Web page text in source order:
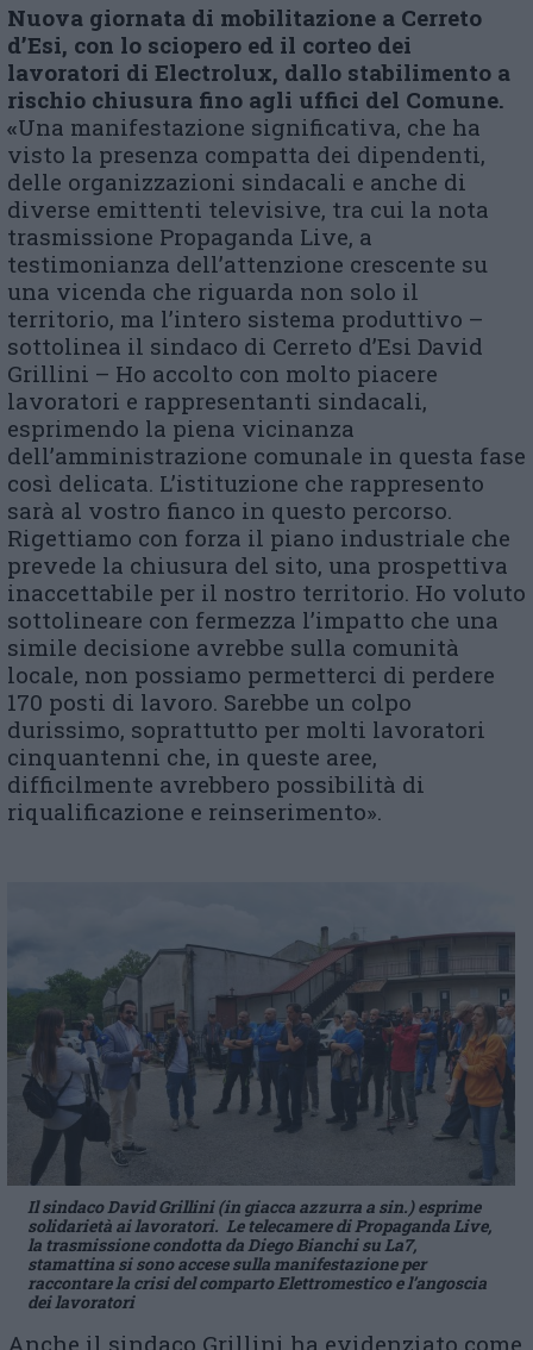
Nuova giornata di mobilitazione a Cerreto
d’Esi, con lo sciopero ed il corteo dei
lavoratori di Electrolux, dallo stabilimento a
rischio chiusura fino agli uffici del Comune.
«Una manifestazione significativa, che ha
visto la presenza compatta dei dipendenti,
delle organizzazioni sindacali e anche di
diverse emittenti televisive, tra cui la nota
trasmissione Propaganda Live, a
testimonianza dell’attenzione crescente su
una vicenda che riguarda non solo il
territorio, ma l’intero sistema produttivo –
sottolinea il sindaco di Cerreto d’Esi David
Grillini – Ho accolto con molto piacere
lavoratori e rappresentanti sindacali,
esprimendo la piena vicinanza
dell’amministrazione comunale in questa fase
così delicata. L’istituzione che rappresento
sarà al vostro fianco in questo percorso.
Rigettiamo con forza il piano industriale che
prevede la chiusura del sito, una prospettiva
inaccettabile per il nostro territorio. Ho voluto
sottolineare con fermezza l’impatto che una
simile decisione avrebbe sulla comunità
locale, non possiamo permetterci di perdere
170 posti di lavoro. Sarebbe un colpo
durissimo, soprattutto per molti lavoratori
cinquantenni che, in queste aree,
difficilmente avrebbero possibilità di
riqualificazione e reinserimento».
Il sindaco David Grillini (in giacca azzurra a sin.) esprime
solidarietà ai lavoratori. Le telecamere di Propaganda Live,
la trasmissione condotta da Diego Bianchi su La7,
stamattina si sono accese sulla manifestazione per
raccontare la crisi del comparto Elettromestico e l’angoscia
dei lavoratori
Anche il sindaco Grillini ha evidenziato come